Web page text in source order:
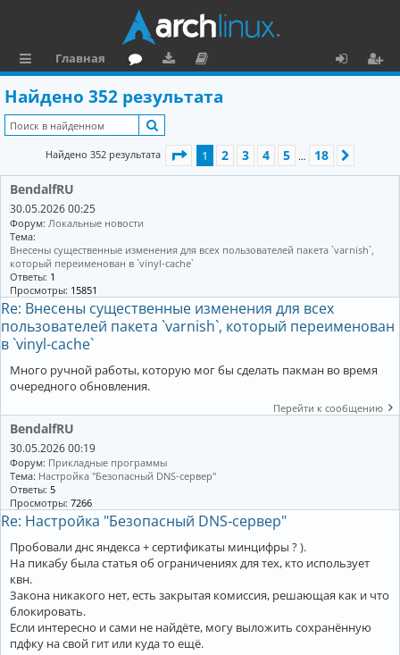
ы
л
и
Главная
ру
м
ру
зк
и
е
ц
я
Найдено 352 результата
Найдено 352 результата Страница из18
1 2 3 4 5 … 18
BendalfRU
30.05.2026 00:25
Форум: Локальные новости
Тема:
Внесены существенные изменения для всех пользователей пакета `varnish`,
который переименован в `vinyl-cache`
Ответы: 1
Просмотры: 15851
Re: Внесены существенные изменения для всех
пользователей пакета `varnish`, который переименован
в `vinyl-cache`
Много ручной работы, которую мог бы сделать пакман во время
очередного обновления.
Перейти к сообщению
BendalfRU
30.05.2026 00:19
Форум: Прикладные программы
Тема: Настройка "Безопасный DNS-сервер"
Ответы: 5
Просмотры: 7266
Re: Настройка "Безопасный DNS-сервер"
Пробовали днс яндекса + сертификаты минцифры ? ).
На пикабу была статья об ограничениях для тех, кто использует
квн.
Закона никакого нет, есть закрытая комиссия, решающая как и что
блокировать.
Если интересно и сами не найдёте, могу выложить сохранённую
пдфку на свой гит или куда то ещё.